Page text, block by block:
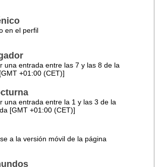
en el perfil
una entrada entre las 7 y las 8 de la
+01:00 (CET)]
una entrada entre la 1 y las 3 de la
[GMT +01:00 (CET)]
a la versión móvil de la página